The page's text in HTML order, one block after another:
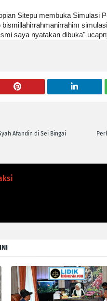
Sitepu membuka Simulasi
saya nyatakan dibuka"
Afandin di Sei Bingai